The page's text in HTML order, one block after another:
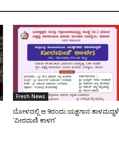
Fresh News
ಬೋಳದಲ್ಲಿ ಆ.9ರಂದು ಯಕ್ಷಗಾನ ತಾಳಮದ್ದಳೆ
‘ವೀರಮಣಿ ಕಾಳಗ’